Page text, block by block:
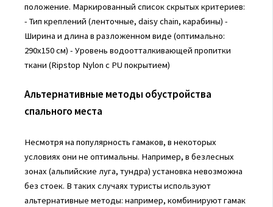
положение. Маркированный список скрытых критериев:
- Тип креплений (ленточные, daisy chain, карабины) -
Ширина и длина в разложенном виде (оптимально:
290х150 см) - Уровень водоотталкивающей пропитки
ткани (Ripstop Nylon с PU покрытием)
Альтернативные методы обустройства
спального места
Несмотря на популярность гамаков, в некоторых
условиях они не оптимальны. Например, в безлесных
зонах (альпийские луга, тундра) установка невозможна
без стоек. В таких случаях туристы используют
альтернативные методы: например, комбинируют гамак